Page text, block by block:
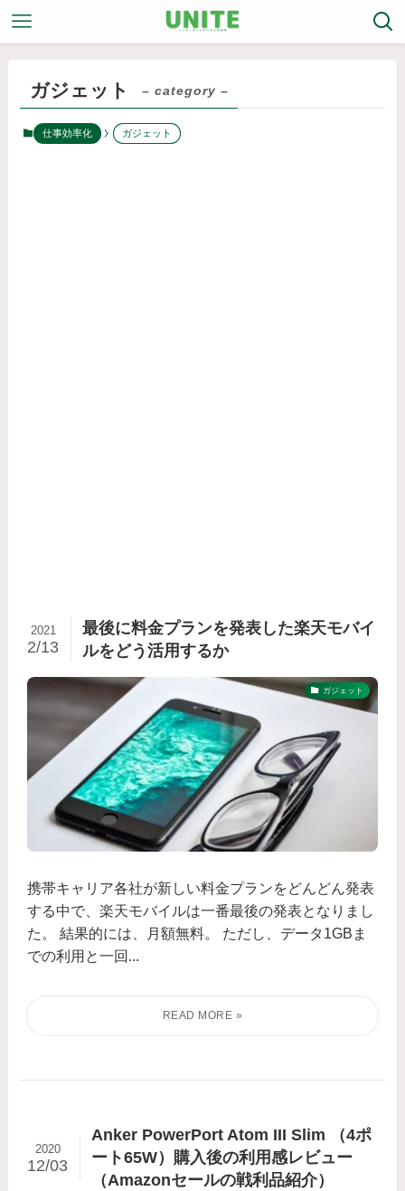
ガジェット – category –
仕事効率化 ガジェット
最後に料金プランを発表した楽天モバイ
ルをどう活用するか
2021
2/13
ガジェット
携帯キャリア各社が新しい料金プランをどんどん発表
する中で、楽天モバイルは一番最後の発表となりまし
た。 結果的には、月額無料。 ただし、データ1GBま
での利用と一回...
Anker PowerPort Atom III Slim （4ポ
ート65W）購入後の利用感レビュー
（Amazonセールの戦利品紹介）
2020
12/03